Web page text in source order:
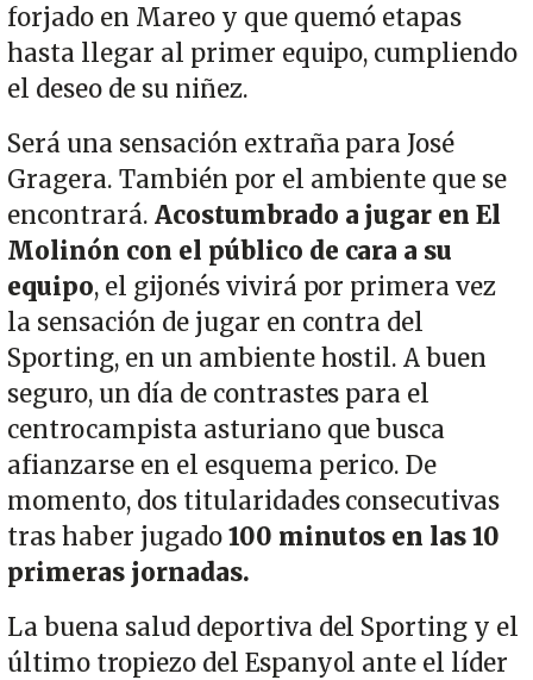
forjado en Mareo y que quemó etapas
hasta llegar al primer equipo, cumpliendo
el deseo de su niñez.
Será una sensación extraña para José
Gragera. También por el ambiente que se
encontrará. Acostumbrado a jugar en El
Molinón con el público de cara a su
equipo, el gijonés vivirá por primera vez
la sensación de jugar en contra del
Sporting, en un ambiente hostil. A buen
seguro, un día de contrastes para el
centrocampista asturiano que busca
afianzarse en el esquema perico. De
momento, dos titularidades consecutivas
tras haber jugado100 minutos en las 10
primeras jornadas.
La buena salud deportiva del Sporting y el
último tropiezo del Espanyol ante el líder